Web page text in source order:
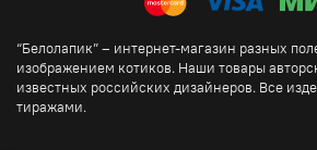
“Белолапик” – интернет-магазин разных
изображением котиков. Наши товары
известных российских дизайнеров. Все
тиражами.